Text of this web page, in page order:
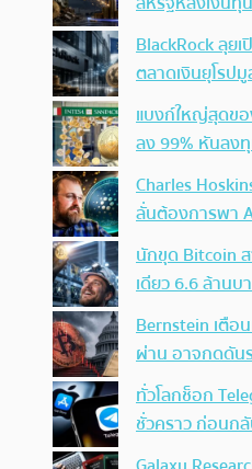
BlackRock ลุย
ตลาดเงินยุโรป
แบงก์ใหญ่สุดข
ลง 99% หันลง
Charles
ลั่นต้องการพา
นักขุด Bitcoin
เดียว 6.6 ล้าน
Bernstein เตือ
ผ่าน อาจกดดัน
ทั่วโลกช็อก
ชั่วคราว ก่อนก